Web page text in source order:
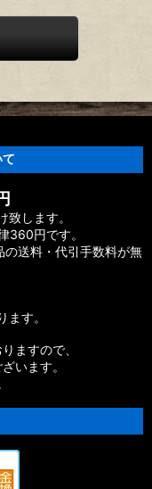
致します。
360円です。
送料・代引手数料が無
す。
ますので、
います。